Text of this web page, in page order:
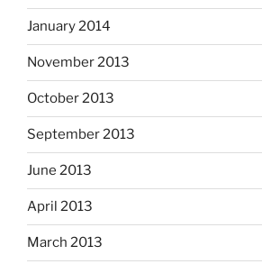
January 2014
November 2013
October 2013
September 2013
June 2013
April 2013
March 2013